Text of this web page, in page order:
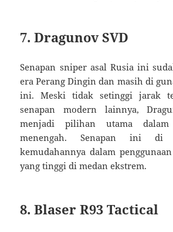
7. Dragunov SVD
Senapan sniper asal Rusia ini
era Perang Dingin dan masih di
ini. Meski tidak setinggi jarak
senapan modern lainnya,
menjadi pilihan utama
menengah. Senapan ini di
kemudahannya dalam
yang tinggi di medan ekstrem.
8. Blaser R93 Tactical